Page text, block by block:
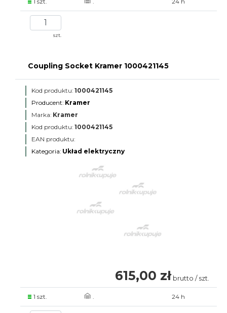
szt.
Coupling Socket Kramer 1000421145
Kod produktu: 1000421145
Producent: Kramer
Marka: Kramer
Kod produktu: 1000421145
EAN produktu:
Kategoria: Układ elektryczny
615,00 zł brutto / szt.
1 szt. . 24 h